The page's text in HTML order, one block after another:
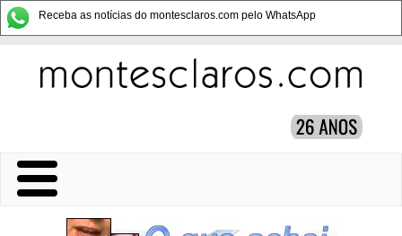
Receba as notícias do montesclaros.com pelo WhatsApp